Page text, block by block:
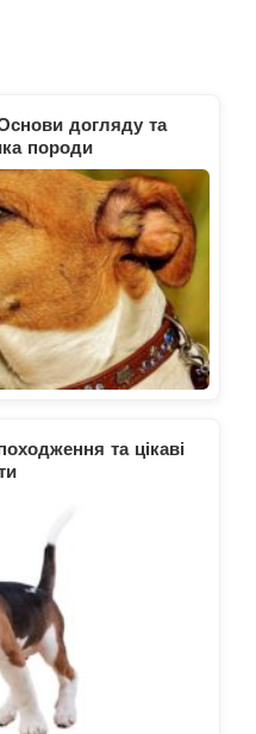
догляду та
породи
та цікаві